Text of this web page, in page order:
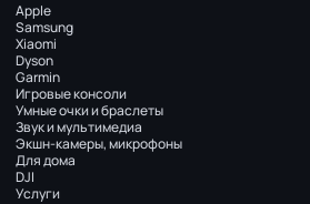
Apple
Samsung
Xiaomi
Dyson
Garmin
Игровые консоли
Умные очки и браслеты
Звук и мультимедиа
Экшн-камеры, микрофоны
Для дома
DJI
Услуги